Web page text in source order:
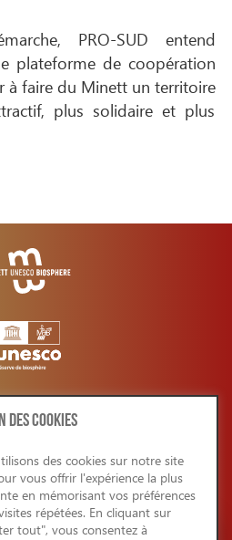
PRO-SUD entend
plateforme de coopération
à faire du Minett un territoire
plus solidaire et plus
DES COOKIES
des cookies sur notre site
vous offrir l'expérience la plus
en mémorisant vos préférences
répétées. En cliquant sur
tout", vous consentez à